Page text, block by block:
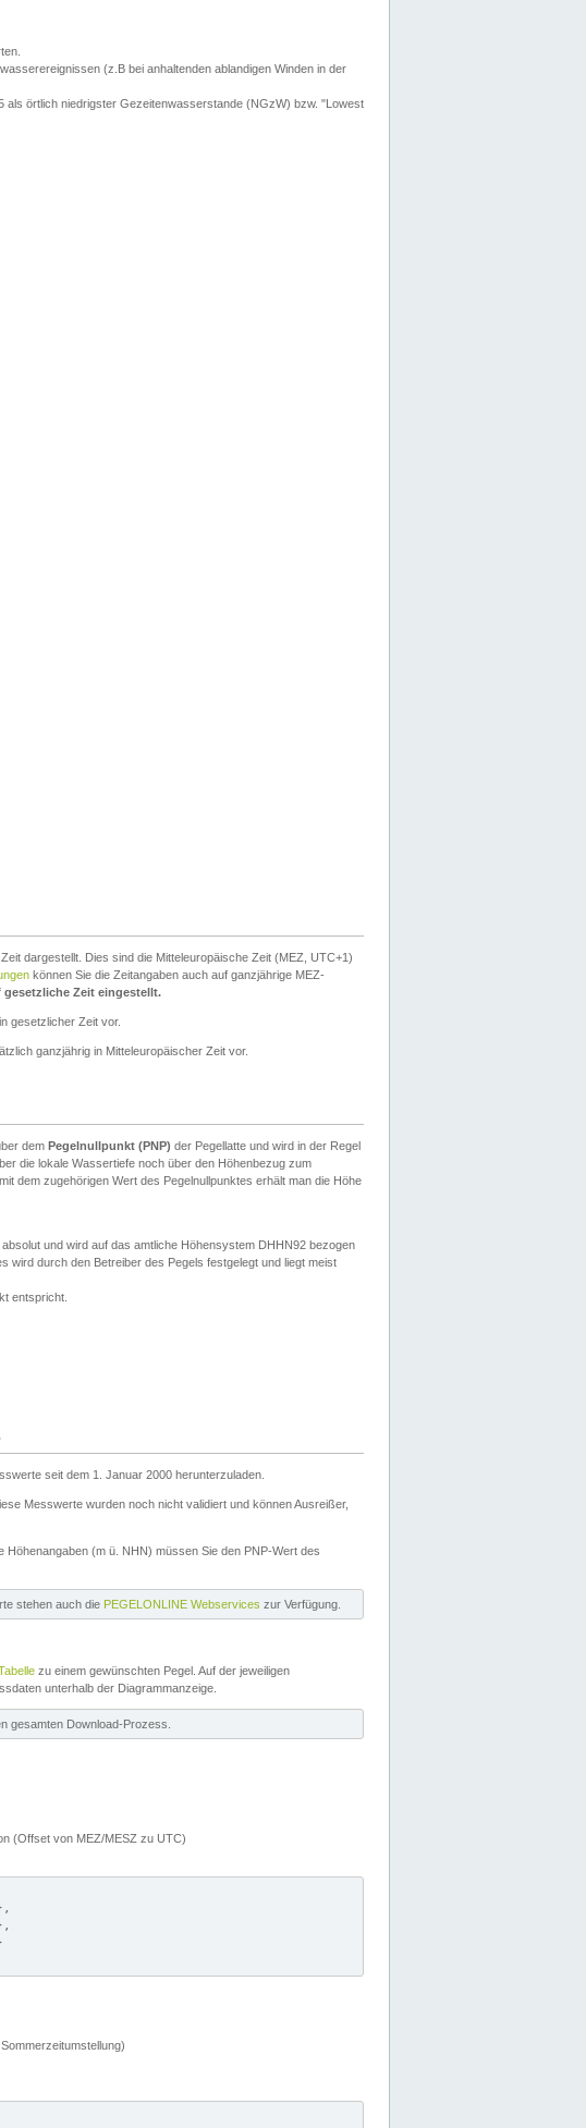
(z.B bei anhaltenden ablandigen Winden in der
als örtlich niedrigster Gezeitenwasserstande (NGzW) bzw. "Lowest
dargestellt. Dies sind die Mitteleuropäische Zeit (MEZ, UTC+1)
können Sie die Zeitangaben auch auf ganzjährige MEZ-
gesetzliche Zeit eingestellt.
gesetzlicher Zeit vor.
ganzjährig in Mitteleuropäischer Zeit vor.
dem Pegelnullpunkt (PNP) der Pegellatte und wird in der Regel
die lokale Wassertiefe noch über den Höhenbezug zum
dem zugehörigen Wert des Pegelnullpunktes erhält man die Höhe
und wird auf das amtliche Höhensystem DHHN92 bezogen
wird durch den Betreiber des Pegels festgelegt und liegt meist
entspricht.
seit dem 1. Januar 2000 herunterzuladen.
Messwerte wurden noch nicht validiert und können Ausreißer,
Höhenangaben (m ü. NHN) müssen Sie den PNP-Wert des
stehen auch die PEGELONLINE Webservices zur Verfügung.
zu einem gewünschten Pegel. Auf der jeweiligen
unterhalb der Diagrammanzeige.
gesamten Download-Prozess.
(Offset von MEZ/MESZ zu UTC)